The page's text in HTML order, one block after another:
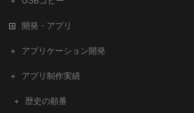
開発・アプリ
アプリケーション開発
アプリ制作実績
歴史の順番